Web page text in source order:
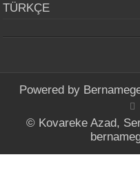
TÜRKÇE
Powered by
© Kovareke Azad,